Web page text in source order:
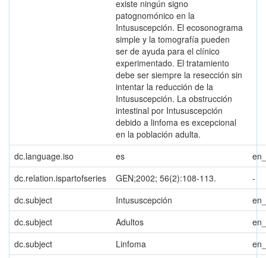
existe ningún signo
patognomónico en la
Intususcepción. El ecosonograma
simple y la tomografía pueden
ser de ayuda para el clínico
experimentado. El tratamiento
debe ser siempre la resección sin
intentar la reducción de la
Intususcepción. La obstrucción
intestinal por Intususcepción
debido a linfoma es excepcional
en la población adulta.
dc.language.iso es
dc.relation.ispartofseries
GEN;2002; 56(2):108-113.
-
dc.subject
Intususcepción
dc.subject
Adultos
dc.subject
Linfoma